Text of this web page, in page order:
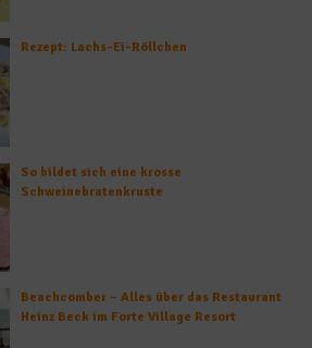
Rezept: Lachs-Ei-Röllchen
So bildet sich eine krosse
Schweinebratenkruste
Beachcomber – Alles über das Restaurant
Heinz Beck im Forte Village Resort